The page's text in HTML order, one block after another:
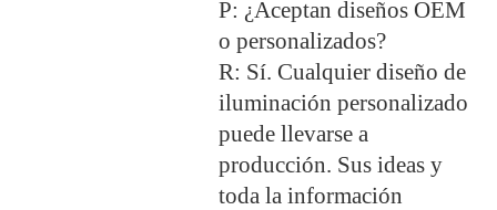
P: ¿Aceptan diseños OEM
o personalizados?
R: Sí. Cualquier diseño de
iluminación personalizado
puede llevarse a
producción. Sus ideas y
toda la información